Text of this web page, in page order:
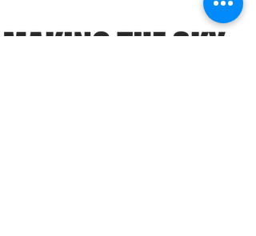
ロの四隅」とは？ ―ドロ
ーン事業者の必須知識